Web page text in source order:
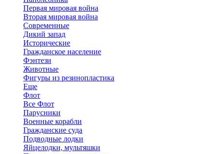
Первая мировая война
Вторая мировая война
Современные
Дикий запад
Исторические
Гражданское население
Фэнтези
Животные
Фигуры из резинопластика
Еще
Флот
Все Флот
Парусники
Военные корабли
Гражданские суда
Подводные лодки
Яйцелодки, мультяшки